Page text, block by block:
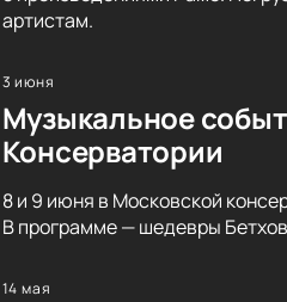
артистам.
3 июня
Музыкальное
Консерватории
8 и 9 июня в Московской
В программе — шедевры
14 мая